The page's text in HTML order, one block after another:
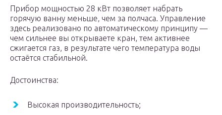
Прибор мощностью 28 кВт позволяет набрать
горячую ванну меньше, чем за полчаса. Управление
здесь реализовано по автоматическому принципу —
чем сильнее вы открываете кран, тем активнее
сжигается газ, в результате чего температура воды
остаётся стабильной.
Достоинства:
Высокая производительность;